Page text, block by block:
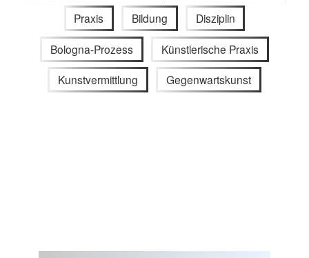
Praxis Bildung Disziplin
Bologna-Prozess Künstlerische Praxis
Kunstvermittlung Gegenwartskunst